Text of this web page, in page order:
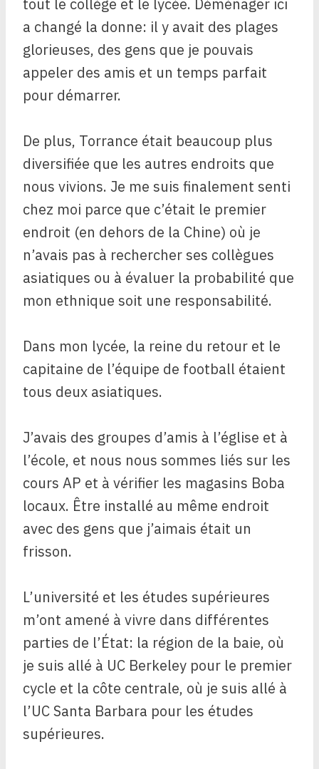
tout le collège et le lycée. Déménager ici
a changé la donne: il y avait des plages
glorieuses, des gens que je pouvais
appeler des amis et un temps parfait
pour démarrer.
De plus, Torrance était beaucoup plus
diversifiée que les autres endroits que
nous vivions. Je me suis finalement senti
chez moi parce que c’était le premier
endroit (en dehors de la Chine) où je
n’avais pas à rechercher ses collègues
asiatiques ou à évaluer la probabilité que
mon ethnique soit une responsabilité.
Dans mon lycée, la reine du retour et le
capitaine de l’équipe de football étaient
tous deux asiatiques.
J’avais des groupes d’amis à l’église et à
l’école, et nous nous sommes liés sur les
cours AP et à vérifier les magasins Boba
locaux. Être installé au même endroit
avec des gens que j’aimais était un
frisson.
L’université et les études supérieures
m’ont amené à vivre dans différentes
parties de l’État: la région de la baie, où
je suis allé à UC Berkeley pour le premier
cycle et la côte centrale, où je suis allé à
l’UC Santa Barbara pour les études
supérieures.